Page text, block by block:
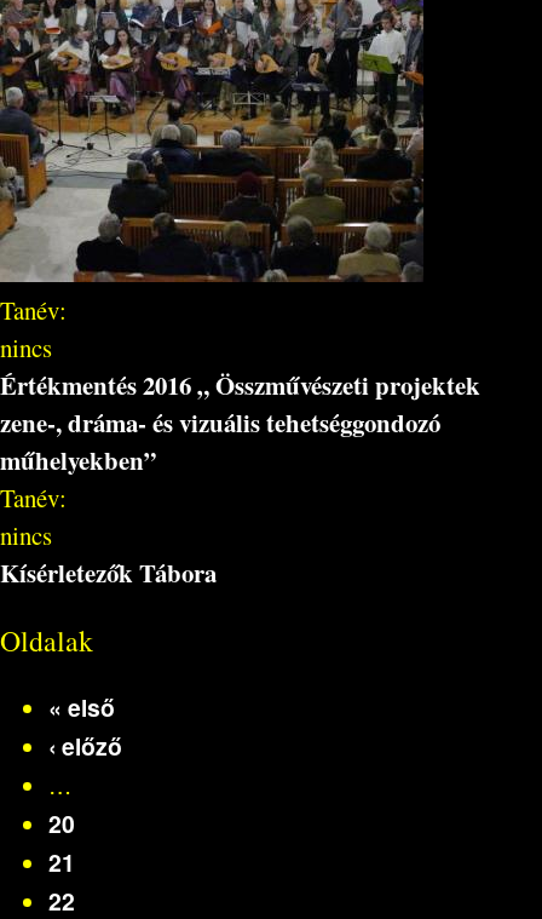
Tanév:
nincs
Értékmentés 2016 „ Összművészeti projektek
zene-, dráma- és vizuális tehetséggondozó
műhelyekben”
Tanév:
nincs
Kísérletezők Tábora
Oldalak
« első
‹ előző
…
20
21
22